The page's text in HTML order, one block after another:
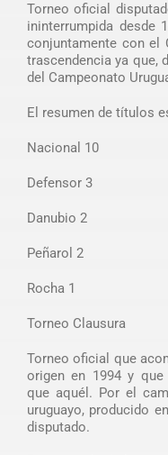
Torneo oficial
ininterrumpida desde
conjuntamente con el
trascendencia ya que,
del Campeonato
El resumen de títulos
Nacional 10
Defensor 3
Danubio 2
Peñarol 2
Rocha 1
Torneo Clausura
Torneo oficial que
origen en 1994 y
que aquél. Por el
uruguayo, producido
disputado.